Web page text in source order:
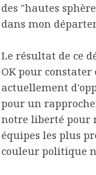
des "hautes
dans mon
Le résultat de ce
OK pour
actuellement
pour un
notre liberté pour
équipes les plus
couleur politique